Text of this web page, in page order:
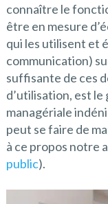
connaître le
être en mesure
qui les utilisent et
communication)
suffisante de ces
d’utilisation, est le
managériale
peut se faire de
à ce propos notre
public).